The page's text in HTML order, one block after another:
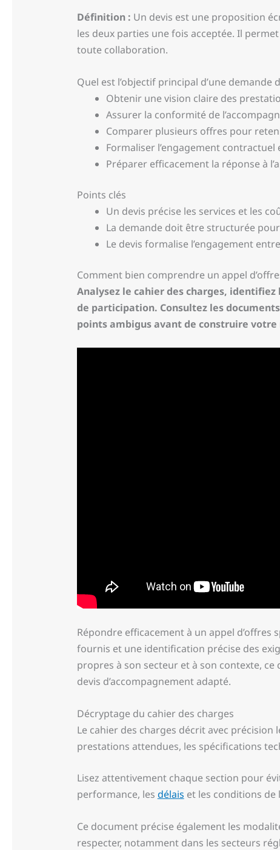
Définition : Un devis est une proposition
les deux parties une fois acceptée. Il
toute collaboration.
Quel est l’objectif principal d’une
Obtenir une vision claire des
Assurer la conformité de
Comparer plusieurs offres pour
Formaliser l’engagement
Préparer efficacement la réponse à
Points clés
Un devis précise les services et les
La demande doit être structurée
Le devis formalise l’engagement
Comment bien comprendre un appel
Analysez le cahier des charges,
de participation. Consultez les
points ambigus avant de construire votre
Répondre efficacement à un appel
fournis et une identification précise des
propres à son secteur et à son contexte,
devis d’accompagnement adapté.
Décryptage du cahier des charges
Le cahier des charges décrit avec précision
prestations attendues, les spécifications
Lisez attentivement chaque section pour
performance, les délais et les conditions
Ce document précise également les
respecter, notamment dans les secteurs